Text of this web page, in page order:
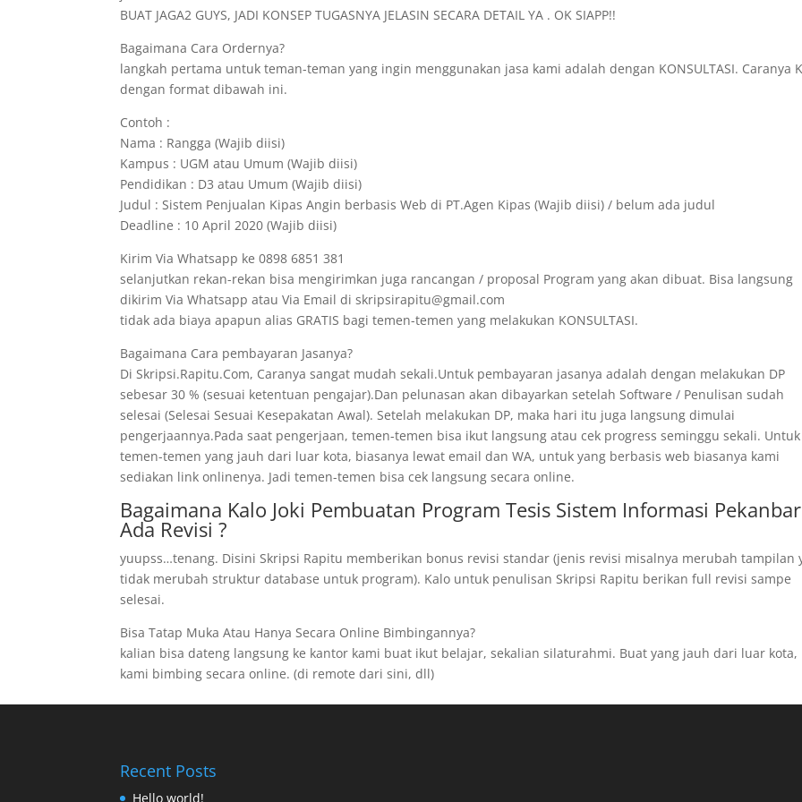
BUAT JAGA2 GUYS, JADI KONSEP TUGASNYA JELASIN SECARA DETAIL YA . OK SIAPP!!
Bagaimana Cara Ordernya?
langkah pertama untuk teman-teman yang ingin menggunakan jasa kami adalah dengan KONSULTASI. Caranya
dengan format dibawah ini.
Contoh :
Nama : Rangga (Wajib diisi)
Kampus : UGM atau Umum (Wajib diisi)
Pendidikan : D3 atau Umum (Wajib diisi)
Judul : Sistem Penjualan Kipas Angin berbasis Web di PT.Agen Kipas (Wajib diisi) / belum ada judul
Deadline : 10 April 2020 (Wajib diisi)
Kirim Via Whatsapp ke 0898 6851 381
selanjutkan rekan-rekan bisa mengirimkan juga rancangan / proposal Program yang akan dibuat. Bisa langsung
dikirim Via Whatsapp atau Via Email di skripsirapitu@gmail.com
tidak ada biaya apapun alias GRATIS bagi temen-temen yang melakukan KONSULTASI.
Bagaimana Cara pembayaran Jasanya?
Di Skripsi.Rapitu.Com, Caranya sangat mudah sekali.Untuk pembayaran jasanya adalah dengan melakukan DP
sebesar 30 % (sesuai ketentuan pengajar).Dan pelunasan akan dibayarkan setelah Software / Penulisan sudah
selesai (Selesai Sesuai Kesepakatan Awal). Setelah melakukan DP, maka hari itu juga langsung dimulai
pengerjaannya.Pada saat pengerjaan, temen-temen bisa ikut langsung atau cek progress seminggu sekali. Untuk
temen-temen yang jauh dari luar kota, biasanya lewat email dan WA, untuk yang berbasis web biasanya kami
sediakan link onlinenya. Jadi temen-temen bisa cek langsung secara online.
Bagaimana Kalo Joki Pembuatan Program Tesis Sistem Informasi
Ada Revisi ?
yuupss…tenang. Disini Skripsi Rapitu memberikan bonus revisi standar (jenis revisi misalnya merubah tampilan
tidak merubah struktur database untuk program). Kalo untuk penulisan Skripsi Rapitu berikan full revisi sampe
selesai.
Bisa Tatap Muka Atau Hanya Secara Online Bimbingannya?
kalian bisa dateng langsung ke kantor kami buat ikut belajar, sekalian silaturahmi. Buat yang jauh dari luar kota,
kami bimbing secara online. (di remote dari sini, dll)
Recent Posts
Hello world!